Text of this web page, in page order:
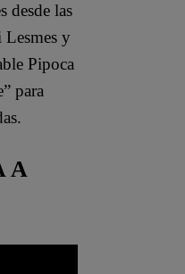
desde las
y
Pipoca
para
A